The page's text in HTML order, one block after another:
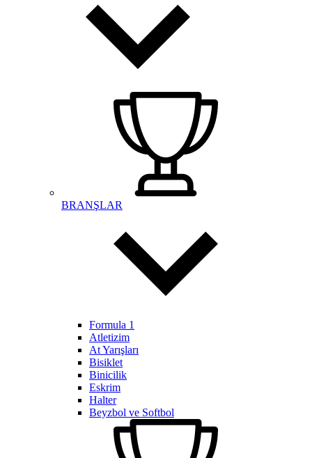
BRANŞLAR
Formula 1
Atletizim
At Yarışları
Bisiklet
Binicilik
Eskrim
Halter
Beyzbol ve Softbol